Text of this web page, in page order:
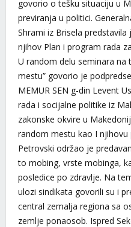
govorio o tešku situaciju u
previranja u politici.
Shrami iz Brisela
njihov Plan i program rada
U random delu seminara na
mestu” govorio je
MEMUR SEN g-din Levent
rada i socijalne politike iz
zakonske okvire u
random mestu kao I
Petrovski održao je
to mobing, vrste mobinga,
posledice po zdravlje. Na
ulozi sindikata govorili su i
central zemalja regiona sa
zemlje ponaosob. Ispred